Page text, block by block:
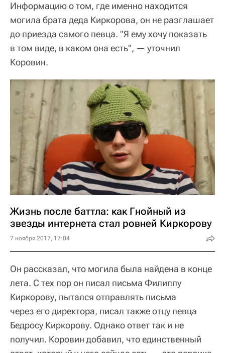
Информацию о том, где именно находится
могила брата деда Киркорова, он не разглашает
до приезда самого певца. "Я ему хочу показать
в том виде, в каком она есть", — уточнил
Коровин.
Жизнь после баттла: как Гнойный из
звезды интернета стал ровней Киркорову
7 ноября 2017, 17:04
Он рассказал, что могила была найдена в конце
лета. С тех пор он писал письма Филиппу
Киркорову, пытался отправлять письма
через его директора, писал также отцу певца
Бедросу Киркорову. Однако ответ так и не
получил. Коровин добавил, что единственный